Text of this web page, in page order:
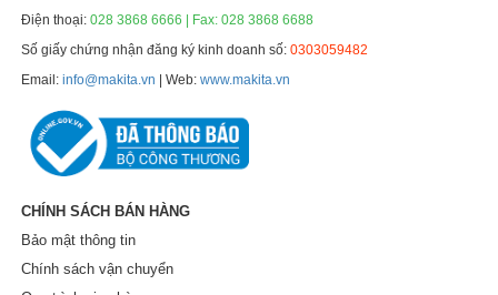
Điện thoại:028 3868 6666 | Fax: 028 3868 6688
Số giấy chứng nhận đăng ký kinh doanh số:0303059482
Email:info@makita.vn | Web:www.makita.vn
CHÍNH SÁCH BÁN HÀNG
Bảo mật thông tin
Chính sách vận chuyển